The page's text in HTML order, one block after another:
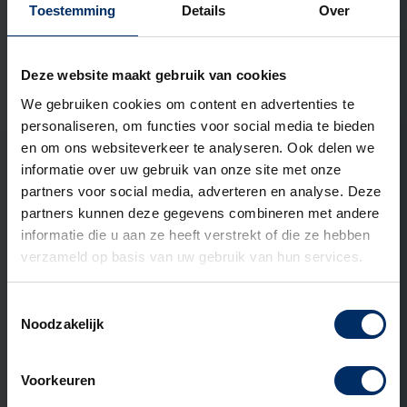
Toestemming Details Over
Deze website maakt gebruik van cookies
We gebruiken cookies om content en advertenties te
personaliseren, om functies voor social media te bieden
en om ons websiteverkeer te analyseren. Ook delen we
informatie over uw gebruik van onze site met onze
partners voor social media, adverteren en analyse. Deze
partners kunnen deze gegevens combineren met andere
informatie die u aan ze heeft verstrekt of die ze hebben
verzameld op basis van uw gebruik van hun services.
Noodzakelijk
Voorkeuren
Specialist buitenruimtes
Open het contact
Open hetLinkedIn
Ook interessant om te lezen
ADVIES